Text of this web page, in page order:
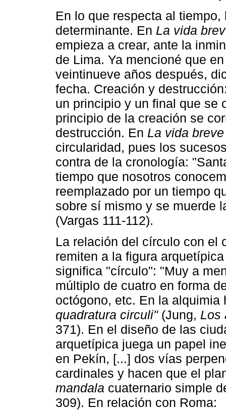
En lo que respecta al
determinante. En La vida
empieza a crear, ante la
de Lima. Ya mencioné que
veintinueve años después,
fecha. Creación y
un principio y un final que se
principio de la creación se
destrucción. En La vida breve
circularidad, pues los
contra de la cronología:
tiempo que nosotros
reemplazado por un tiempo
sobre sí mismo y se muerde
(Vargas 111-112).
La relación del círculo con el
remiten a la figura
significa "círculo": "Muy a
múltiplo de cuatro en forma
octógono, etc. En la
quadratura circuli"(Jung, Los
371). En el diseño de las
arquetípica juega un papel
en Pekín, [...] dos vías
cardinales y hacen que el
mandala cuaternario simple
309). En relación con Roma: